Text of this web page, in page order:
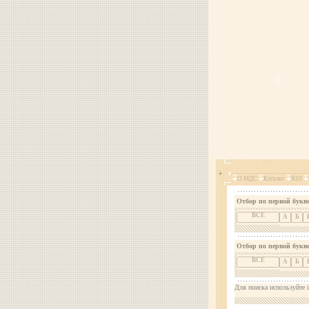
О МДС Каталог RSS
Отбор по первой
ВСЕ А Б
Отбор по первой
ВСЕ А Б
Для поиска используйте